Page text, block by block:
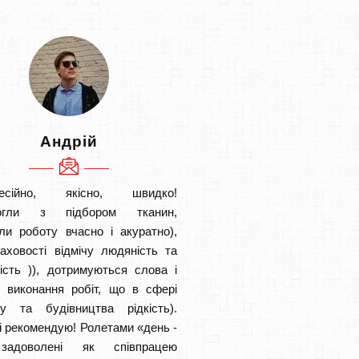
Андрій
якісно, швидко!
з підбором тканин,
роботу вчасно і акуратно),
відмічу людяність та
)), дотримуються слова і
виконання робіт, що в сфері
та будівництва рідкість).
рекомендую! Ролетами «день -
як співпрацею